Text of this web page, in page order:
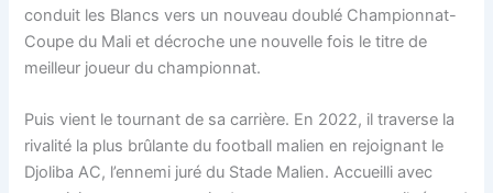
conduit les Blancs vers un nouveau doublé Championnat-
Coupe du Mali et décroche une nouvelle fois le titre de
meilleur joueur du championnat.
Puis vient le tournant de sa carrière. En 2022, il traverse la
rivalité la plus brûlante du football malien en rejoignant le
Djoliba AC, l’ennemi juré du Stade Malien. Accueilli avec